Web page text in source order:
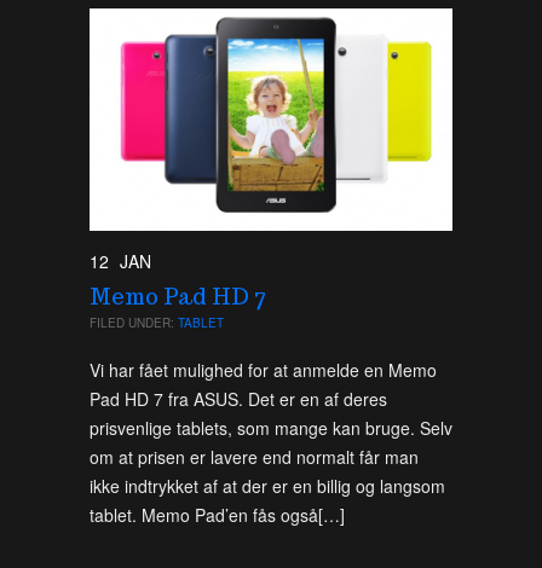
12 JAN
Memo Pad HD 7
FILED UNDER: TABLET
Vi har fået mulighed for at anmelde en Memo
Pad HD 7 fra ASUS. Det er en af deres
prisvenlige tablets, som mange kan bruge. Selv
om at prisen er lavere end normalt får man
ikke indtrykket af at der er en billig og langsom
tablet. Memo Pad’en fås også[…]